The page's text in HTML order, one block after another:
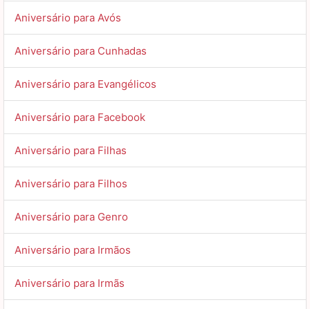
Aniversário para Avós
Aniversário para Cunhadas
Aniversário para Evangélicos
Aniversário para Facebook
Aniversário para Filhas
Aniversário para Filhos
Aniversário para Genro
Aniversário para Irmãos
Aniversário para Irmãs